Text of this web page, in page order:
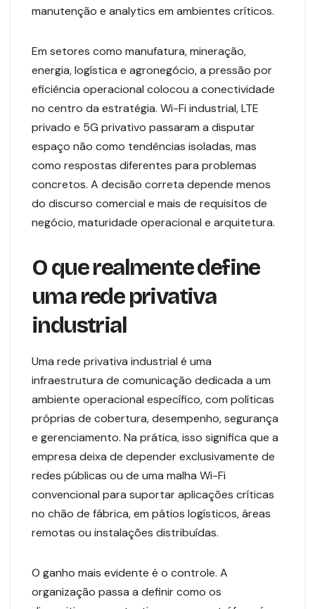
manutenção e analytics em ambientes críticos.
Em setores como manufatura, mineração,
energia, logística e agronegócio, a pressão por
eficiência operacional colocou a conectividade
no centro da estratégia. Wi-Fi industrial, LTE
privado e 5G privativo passaram a disputar
espaço não como tendências isoladas, mas
como respostas diferentes para problemas
concretos. A decisão correta depende menos
do discurso comercial e mais de requisitos de
negócio, maturidade operacional e arquitetura.
O que realmente define
uma rede privativa
industrial
Uma rede privativa industrial é uma
infraestrutura de comunicação dedicada a um
ambiente operacional específico, com políticas
próprias de cobertura, desempenho, segurança
e gerenciamento. Na prática, isso significa que a
empresa deixa de depender exclusivamente de
redes públicas ou de uma malha Wi-Fi
convencional para suportar aplicações críticas
no chão de fábrica, em pátios logísticos, áreas
remotas ou instalações distribuídas.
O ganho mais evidente é o controle. A
organização passa a definir como os